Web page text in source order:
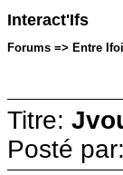
Interact'Ifs
Forums => Entre
Titre:
Posté par: